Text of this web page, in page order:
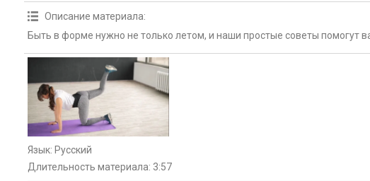
Описание материала:
Быть в форме нужно не только летом, и наши простые советы помогут
Язык: Русский
Длительность материала: 3:57